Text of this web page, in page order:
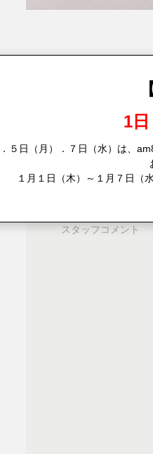
スタッフコメント
1
５日（月）．７日（水）は、
１月１日（木）～１月７日（